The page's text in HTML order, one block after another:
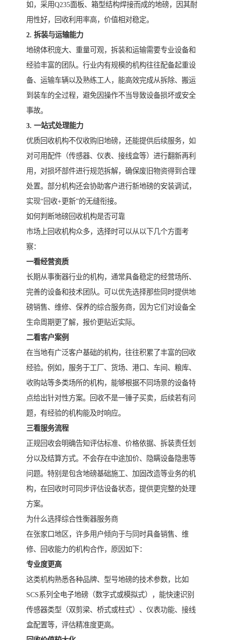
如，采用Q235面板、箱型结构焊接而成的地磅，因其耐
用性好，回收利用率高，价值相对稳定。
2. 拆装与运输能力
地磅体积庞大、重量可观，拆装和运输需要专业设备和
经验丰富的团队。行业内有规模的机构往往配备起重设
备、运输车辆以及熟练工人，能高效完成从拆除、搬运
到装车的全过程，避免因操作不当导致设备损坏或安全
事故。
3. 一站式处理能力
优质回收机构不仅收购旧地磅，还能提供后续服务，如
对可用配件（传感器、仪表、接线盒等）进行翻新再利
用，对损坏部件进行规范拆解，确保废旧物资得到合理
处置。部分机构还会协助客户进行新地磅的安装调试，
实现“回收+更新”的无缝衔接。
如何判断地磅回收机构是否可靠
市场上回收机构众多，选择时可以从以下几个方面考
察：
一看经营资质
长期从事衡器行业的机构，通常具备稳定的经营场所、
完善的设备和技术团队。可以优先选择那些同时提供地
磅销售、维修、保养的综合服务商，因为它们对设备全
生命周期更了解，报价更贴近实际。
二看客户案例
在当地有广泛客户基础的机构，往往积累了丰富的回收
经验。例如，服务于工厂、货场、港口、车间、粮库、
收购站等多类场所的机构，能够根据不同场景的设备特
点给出针对性方案。回收不是一锤子买卖，后续若有问
题，有经验的机构能及时响应。
三看服务流程
正规回收会明确告知评估标准、价格依据、拆装责任划
分以及结算方式。不会存在中途加价、隐瞒设备隐患等
问题。特别是包含地磅基础施工、加固改造等业务的机
构，在回收时可同步评估设备状态，提供更完整的处理
方案。
为什么选择综合性衡器服务商
在张家口地区，许多用户倾向于与同时具备销售、维
修、回收能力的机构合作，原因如下：
专业度更高
这类机构熟悉各种品牌、型号地磅的技术参数，比如
SCS系列全电子地磅（数字式或模拟式），能快速识别
传感器类型（双剪梁、桥式或柱式）、仪表功能、接线
盒配置等，评估精准度更高。